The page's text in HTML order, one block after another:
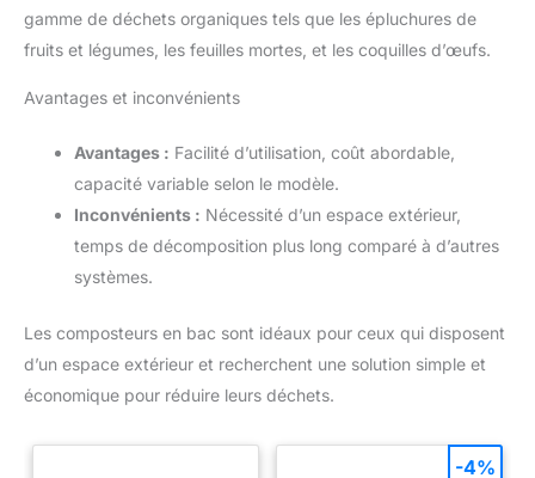
gamme de déchets organiques tels que les épluchures de
fruits et légumes, les feuilles mortes, et les coquilles d’œufs.
Avantages et inconvénients
Avantages : Facilité d’utilisation, coût abordable,
capacité variable selon le modèle.
Inconvénients : Nécessité d’un espace extérieur,
temps de décomposition plus long comparé à d’autres
systèmes.
Les composteurs en bac sont idéaux pour ceux qui disposent
d’un espace extérieur et recherchent une solution simple et
économique pour réduire leurs déchets.
-4%